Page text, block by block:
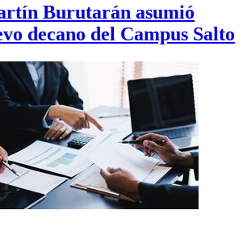
Burutarán asumió
decano del Campus Salto